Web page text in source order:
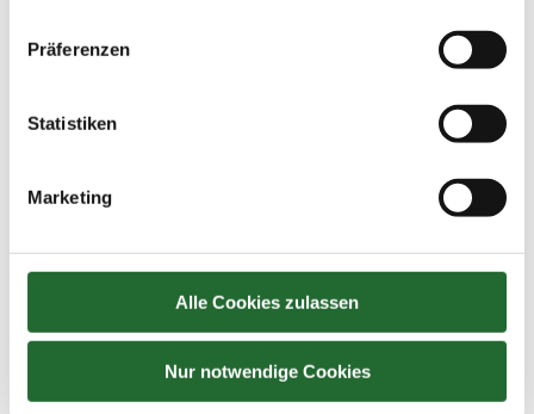
Präferenzen
Statistiken
Marketing
Alle Cookies zulassen
Nur notwendige Cookies